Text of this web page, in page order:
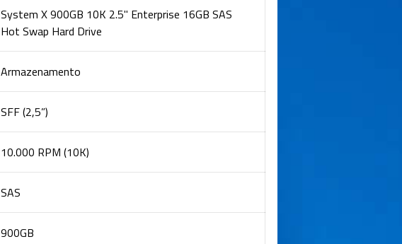
System X 900GB 10K 2.5" Enterprise 16GB SAS
Hot Swap Hard Drive
Armazenamento
SFF (2,5”)
10.000 RPM (10K)
SAS
900GB